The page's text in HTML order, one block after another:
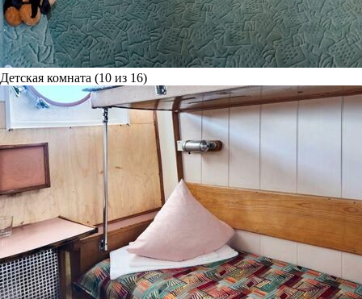
Детская комната (10 из 16)